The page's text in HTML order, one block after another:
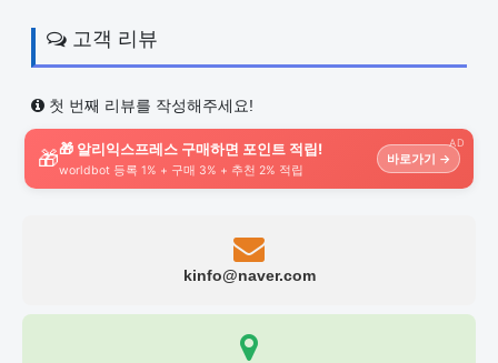
고객 리뷰
첫 번째 리뷰를 작성해주세요!
AD
🎁🎁 알리익스프레스 구매하면 포인트 적립!
worldbot 등록 1% + 구매 3% + 추천 2% 적립
바로가기 →
kinfo@naver.com